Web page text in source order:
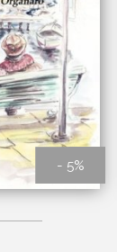
- 5%